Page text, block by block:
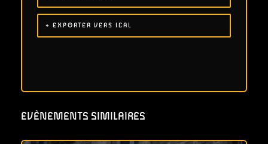
+ EXPORTER VERS ICAL
EVÈNEMENTS SIMILAIRES